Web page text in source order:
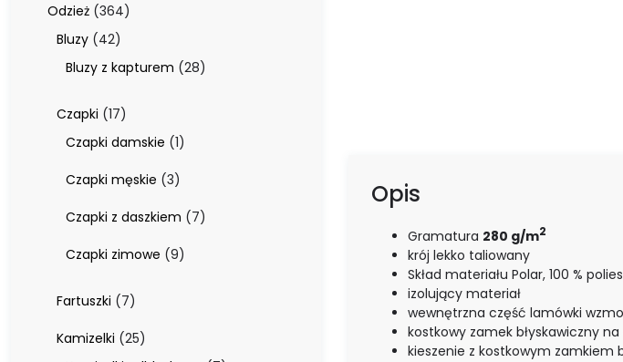
Odzież 364364
Bluzy 4242
Bluzy z kapturem 2828
Czapki 1717
produktów
Czapki damskie 11
Czapki męskie 33
Czapki z daszkiem
77
Czapki zimowe 99
Fartuszki
77
Kamizelki 2525
produktów
Opis
Gramatura 280 g/m2
krój lekko taliowany
Skład materiału Polar, 100 %
izolujący materiał
wewnętrzna część lamówki
kostkowy zamek błyskawiczny na
kieszenie z kostkowym zamkiem